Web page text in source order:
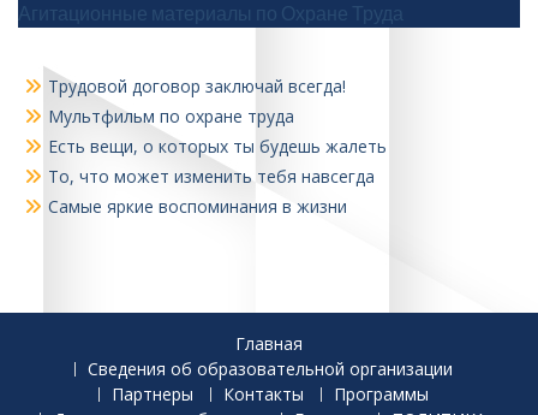
Агитационные материалы по Охране Труда
Трудовой договор заключай всегда!
Мультфильм по охране труда
Есть вещи, о которых ты будешь жалеть
То, что может изменить тебя навсегда
Самые яркие воспоминания в жизни
Главная
Сведения об образовательной организации
Партнеры
Контакты
Программы